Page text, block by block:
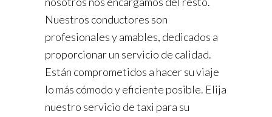
Nuestros conductores son
profesionales y amables, dedicados a
proporcionar un servicio de calidad.
Están comprometidos a hacer su viaje
lo más cómodo y eficiente posible. Elija
nuestro servicio de taxi para su